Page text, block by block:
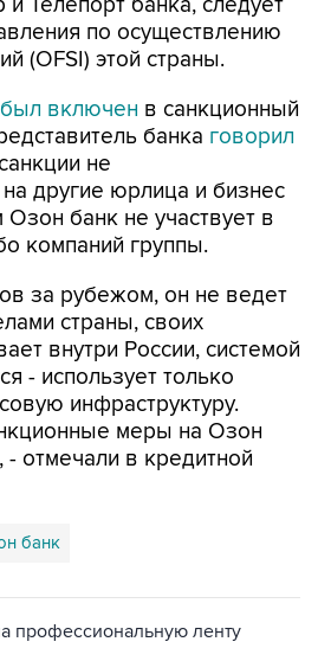
по осуществлению
(OFSI) этой страны.
был включен в санкционный
банка говорил
не
другие юрлица и бизнес
банк не участвует в
компаний группы.
за рубежом, он не ведет
страны, своих
внутри России, системой
- использует только
инфраструктуру.
меры на Озон
отмечали в кредитной
банк
профессиональную ленту